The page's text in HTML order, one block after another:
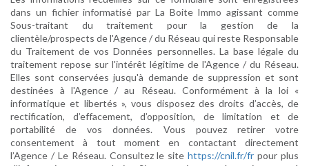
dans un fichier informatisé par La Boite Immo agissant comme
Sous-traitant du traitement pour la gestion de la
clientèle/prospects de l'Agence / du Réseau qui reste Responsable
du Traitement de vos Données personnelles. La base légale du
traitement repose sur l'intérêt légitime de l'Agence / du Réseau.
Elles sont conservées jusqu'à demande de suppression et sont
destinées à l'Agence / au Réseau. Conformément à la loi «
informatique et libertés », vous disposez des droits d’accès, de
rectification, d’effacement, d’opposition, de limitation et de
portabilité de vos données. Vous pouvez retirer votre
consentement à tout moment en contactant directement
l’Agence / Le Réseau. Consultez le sitehttps://cnil.fr/fr pour plus